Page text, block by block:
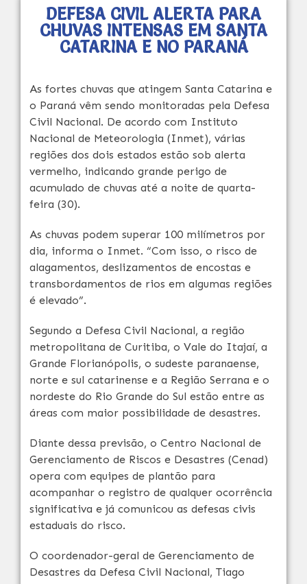
DEFESA CIVIL ALERTA PARA
CHUVAS INTENSAS EM SANTA
CATARINA E NO PARANÁ
As fortes chuvas que atingem Santa Catarina e
o Paraná vêm sendo monitoradas pela Defesa
Civil Nacional. De acordo com Instituto
Nacional de Meteorologia (Inmet), várias
regiões dos dois estados estão sob alerta
vermelho, indicando grande perigo de
acumulado de chuvas até a noite de quarta-
feira (30).
As chuvas podem superar 100 milímetros por
dia, informa o Inmet. “Com isso, o risco de
alagamentos, deslizamentos de encostas e
transbordamentos de rios em algumas regiões
é elevado”.
Segundo a Defesa Civil Nacional, a região
metropolitana de Curitiba, o Vale do Itajaí, a
Grande Florianópolis, o sudeste paranaense,
norte e sul catarinense e a Região Serrana e o
nordeste do Rio Grande do Sul estão entre as
áreas com maior possibilidade de desastres.
Diante dessa previsão, o Centro Nacional de
Gerenciamento de Riscos e Desastres (Cenad)
opera com equipes de plantão para
acompanhar o registro de qualquer ocorrência
significativa e já comunicou as defesas civis
estaduais do risco.
O coordenador-geral de Gerenciamento de
Desastres da Defesa Civil Nacional, Tiago